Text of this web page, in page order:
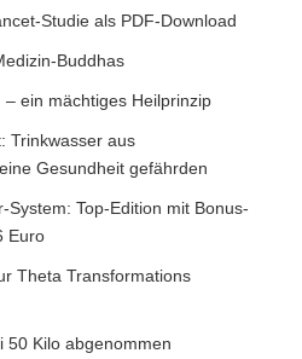
Studie als PDF-Download
Buddhas
ein mächtiges Heilprinzip
Trinkwasser aus
Gesundheit gefährden
System: Top-Edition mit Bonus-
Euro
Theta Transformations
50 Kilo abgenommen